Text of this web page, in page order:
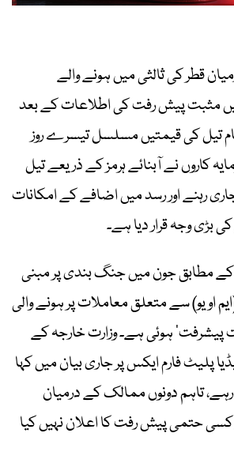
قطر کی ثالثی میں ہونے والے
مثبت پیش رفت کی اطلاعات کے بعد
تیل کی قیمتیں مسلسل تیسرے روز
کاروں نے آبنائے ہرمز کے ذریعے تیل
رہنے اور رسد میں اضافے کے امکانات
بڑی وجہ قرار دیا ہے۔
کے مطابق جون میں جنگ بندی پر مبنی
او یو) سے متعلق معاملات پر ہونے والی
ہوئی ہے۔ وزارت خارجہ کے
پلیٹ فارم ایکس پر جاری بیان میں کہا
تاہم دونوں ممالک کے درمیان
حتمی پیش رفت کا اعلان نہیں کیا